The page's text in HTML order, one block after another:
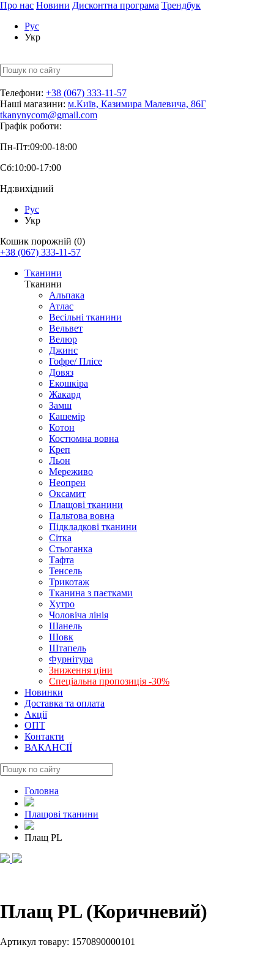
Про нас Новини Дисконтна програма Трендбук
Рус
Укр
Телефони: +38 (067) 333-11-57
Наші магазини: м.Київ, Казимира Малевича, 86Г
tkanynycom@gmail.com
Графік роботи:
Пн-Пт:09:00-18:00
Сб:10:00-17:00
Нд:вихідний
Рус
Укр
Кошик порожній (0)
+38 (067) 333-11-57
Тканини
Тканини
Альпака
Атлас
Весільні тканини
Вельвет
Велюр
Джинс
Гофре/ Плісе
Довяз
Екошкіра
Жакард
Замш
Кашемір
Котон
Костюмна вовна
Креп
Льон
Мереживо
Неопрен
Оксамит
Плащові тканини
Пальтова вовна
Підкладкові тканини
Сітка
Стьоганка
Тафта
Тенсель
Трикотаж
Тканина з паєтками
Хутро
Чоловіча лінія
Шанель
Шовк
Штапель
Фурнітура
Зниження ціни
Спеціальна пропозиція -30%
Новинки
Доставка та оплата
Акції
ОПТ
Контакти
ВАКАНСІЇ
Головна
Плащові тканини
Плащ PL
Плащ PL (Коричневий)
Артикул товару: 1570890000101